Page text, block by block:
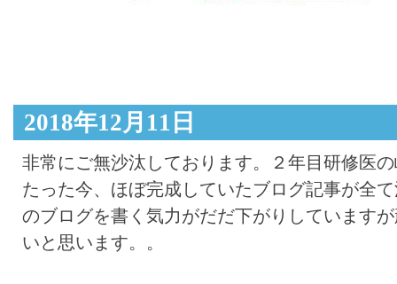
2018年12月11日
非常にご無沙汰しております。２年目研修医
たった今、ほぼ完成していたブログ記事が全
のブログを書く気力がだだ下がりしています
いと思います。。